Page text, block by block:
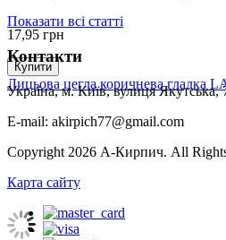
17,95 грн
Купити
Лицьова цегла коричнева гладка
Показати всі статті
Контакти
Україна, м. Київ, вулиця Якутська,
E-mail: akirpich77@gmail.com
Copyright 2026 А-Кирпич. All
Карта сайту